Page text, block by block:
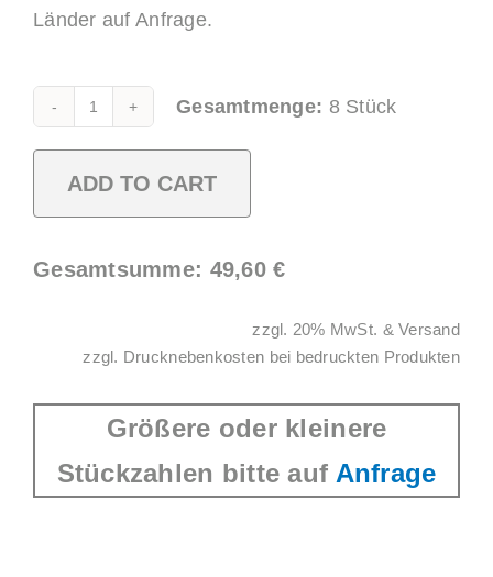
Länder auf Anfrage.
Gesamtsumme: 49,60€
Wasser
Cup
0,25l
SAN
Karton
Gesamtmenge: 8Stück
ADD TO CART
Alternative:
zzgl. 20% MwSt. & Versand
zzgl. Drucknebenkosten bei bedruckten Produkten
Größere oder kleinere
Stückzahlen bitte auf Anfrage